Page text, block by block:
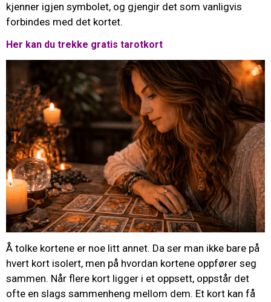
kjenner igjen symbolet, og gjengir det som vanligvis
forbindes med det kortet.
Her kan du trekke gratis tarotkort
Å tolke kortene er noe litt annet. Da ser man ikke bare på
hvert kort isolert, men på hvordan kortene oppfører seg
sammen. Når flere kort ligger i et oppsett, oppstår det
ofte en slags sammenheng mellom dem. Et kort kan få